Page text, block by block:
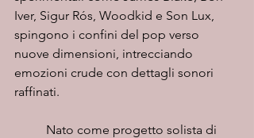
Iver, Sigur Rós, Woodkid e Son Lux,
spingono i confini del pop verso
nuove dimensioni, intrecciando
emozioni crude con dettagli sonori
raffinati.